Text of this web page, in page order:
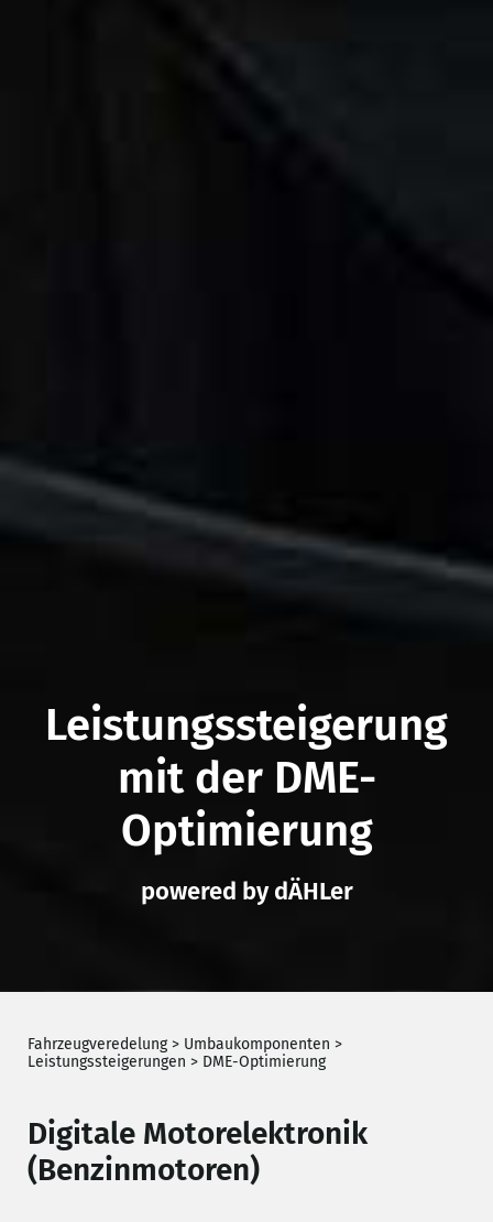
Leistungs­steigerung
mit der DME-
Optimierung
powered by dÄHLer
Fahrzeugveredelung> Umbaukomponenten >
Leistungssteigerungen > DME-Optimierung
Digitale Motorelektronik
(Benzinmotoren)